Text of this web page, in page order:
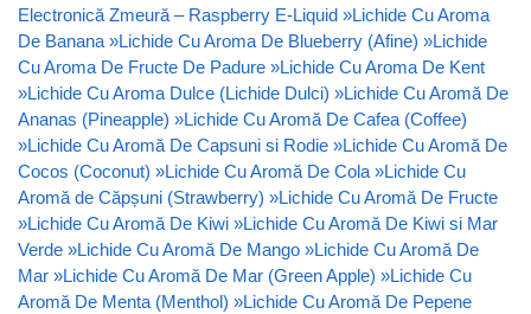
Electronică Zmeură – Raspberry E-Liquid »Lichide Cu Aroma
De Banana »Lichide Cu Aroma De Blueberry (Afine) »Lichide
Cu Aroma De Fructe De Padure »Lichide Cu Aroma De Kent
»Lichide Cu Aroma Dulce (Lichide Dulci) »Lichide Cu Aromă De
Ananas (Pineapple) »Lichide Cu Aromă De Cafea (Coffee)
»Lichide Cu Aromă De Capsuni si Rodie »Lichide Cu Aromă De
Cocos (Coconut) »Lichide Cu Aromă De Cola »Lichide Cu
Aromă de Căpșuni (Strawberry) »Lichide Cu Aromă De Fructe
»Lichide Cu Aromă De Kiwi »Lichide Cu Aromă De Kiwi si Mar
Verde »Lichide Cu Aromă De Mango »Lichide Cu Aromă De
Mar »Lichide Cu Aromă De Mar (Green Apple) »Lichide Cu
Aromă De Menta (Menthol) »Lichide Cu Aromă De Pepene